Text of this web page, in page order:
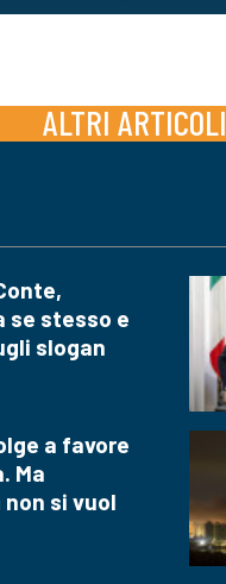
ALTRI ARTICOLI
se stesso e
slogan
a favore
Ma
si vuol